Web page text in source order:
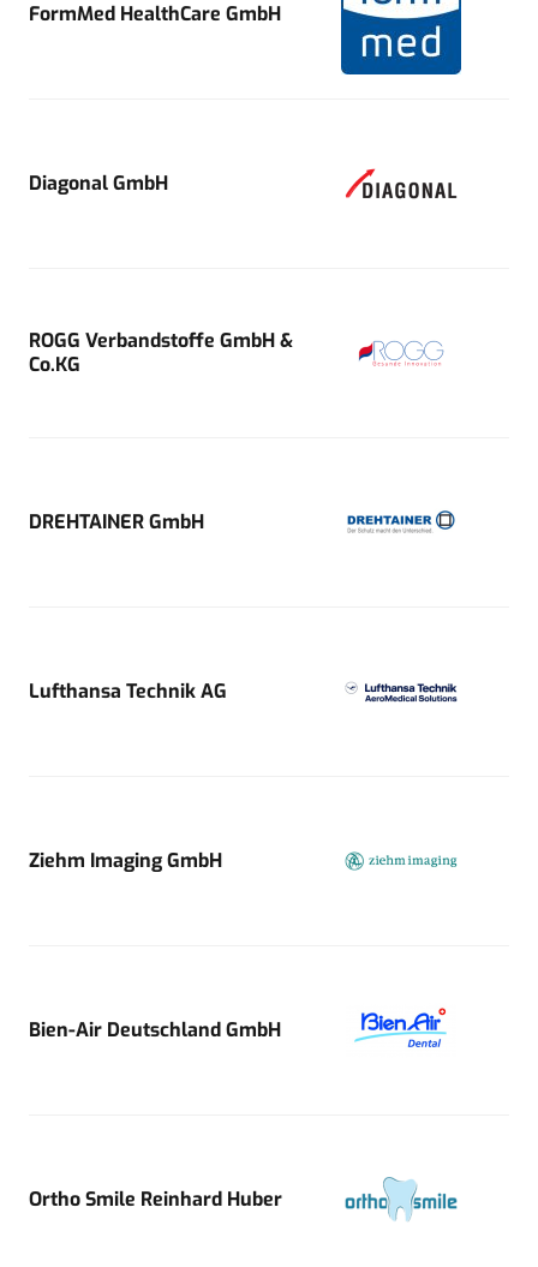
FormMed HealthCare GmbH
Diagonal GmbH
ROGG Verbandstoffe GmbH &
Co.KG
DREHTAINER GmbH
Lufthansa Technik AG
Ziehm Imaging GmbH
Bien-Air Deutschland GmbH
Ortho Smile Reinhard Huber